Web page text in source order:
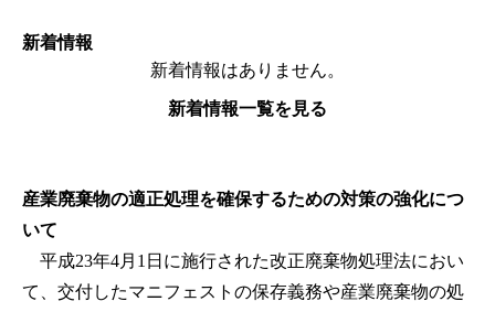
新着情報
新着情報はありません。
新着情報一覧を見る
産業廃棄物の適正処理を確保するための対策の強化につ
いて
平成23年4月1日に施行された改正廃棄物処理法におい
て、交付したマニフェストの保存義務や産業廃棄物の処